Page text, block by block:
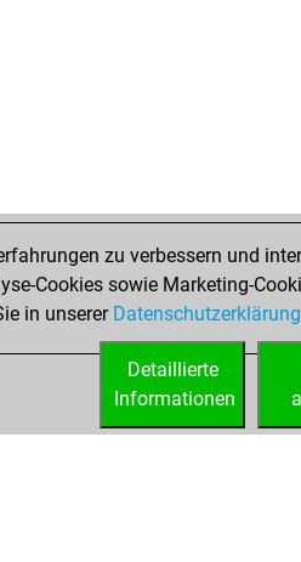
zu verbessern und
Cookies sowie Marketing-
in unserer Datenschutzerklärung
Detaillierte
Informationen